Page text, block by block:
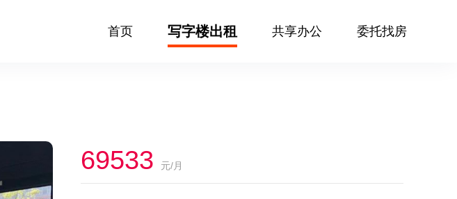
首页 写字楼出租 共享办公 委托找房
69533 元/月